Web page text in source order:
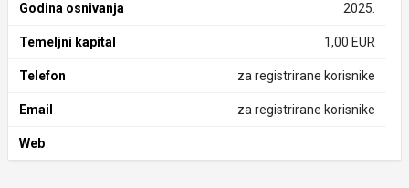
Godina osnivanja 2025.
Temeljni kapital 1,00 EUR
Telefon za registrirane korisnike
Email za registrirane korisnike
Web